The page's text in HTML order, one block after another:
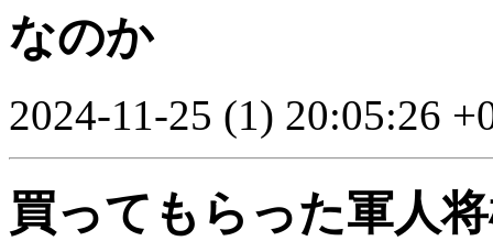
なのか
2024-11-25 (1) 20:05:26
買ってもらった軍人